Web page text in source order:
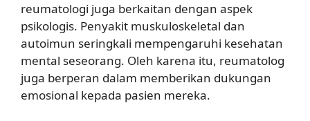
reumatologi juga berkaitan dengan aspek
psikologis. Penyakit muskuloskeletal dan
autoimun seringkali mempengaruhi kesehatan
mental seseorang. Oleh karena itu, reumatolog
juga berperan dalam memberikan dukungan
emosional kepada pasien mereka.